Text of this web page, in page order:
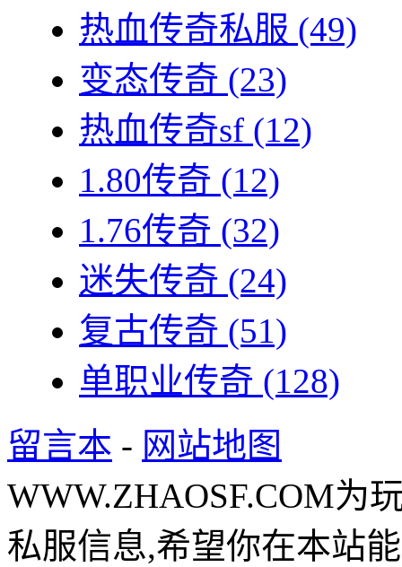
热血传奇私服 (49)
变态传奇 (23)
热血传奇sf (12)
1.80传奇 (12)
1.76传奇 (32)
迷失传奇 (24)
复古传奇 (51)
单职业传奇 (128)
留言本 - 网站地图
WWW.ZHAOSF.COM为
私服信息,希望你在本站